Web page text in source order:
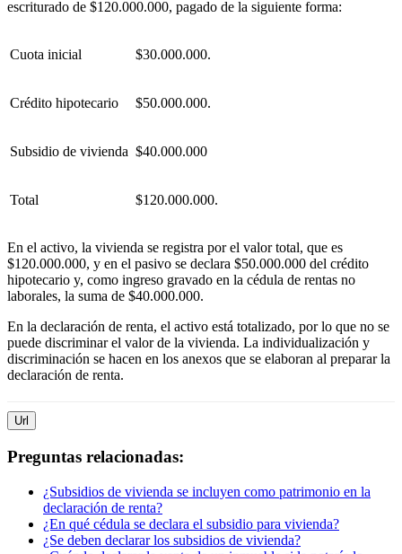
escriturado de $120.000.000, pagado de la siguiente forma:
Cuota inicial $30.000.000.
Crédito hipotecario $50.000.000.
Subsidio de vivienda $40.000.000
Total $120.000.000.
En el activo, la vivienda se registra por el valor total, que es
$120.000.000, y en el pasivo se declara $50.000.000 del crédito
hipotecario y, como ingreso gravado en la cédula de rentas no
laborales, la suma de $40.000.000.
En la declaración de renta, el activo está totalizado, por lo que no se
puede discriminar el valor de la vivienda. La individualización y
discriminación se hacen en los anexos que se elaboran al preparar la
declaración de renta.
Url
Preguntas relacionadas:
¿Subsidios de vivienda se incluyen como patrimonio en la
declaración de renta?
¿En qué cédula se declara el subsidio para vivienda?
¿Se deben declarar los subsidios de vivienda?